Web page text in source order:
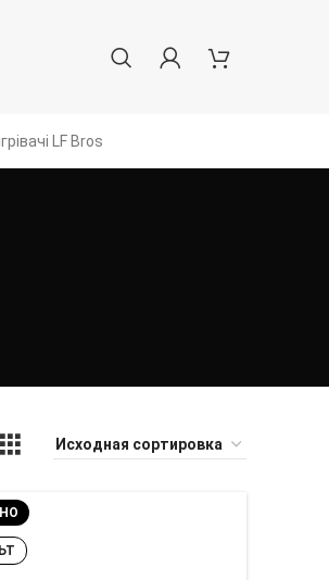
LF Bros